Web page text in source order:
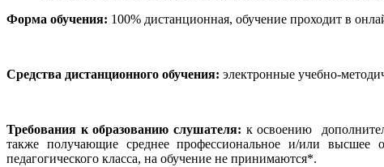
Форма обучения: 100% дистанционная, обучение проходит в
Средства дистанционного обучения: электронные учебно-
Требования к образованию слушателя: к освоению
также получающие среднее профессиональное и/или высшее
педагогического класса, на обучение не принимаются*.